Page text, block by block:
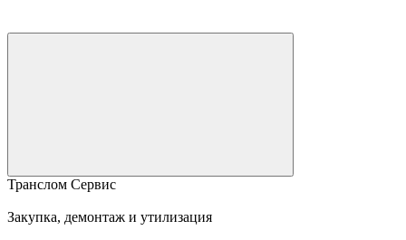
Транслом Сервис
Закупка, демонтаж и утилизация